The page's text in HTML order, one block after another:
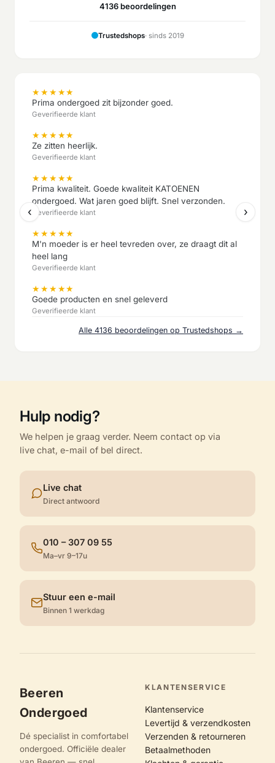
4136 beoordelingen
Trustedshops· sinds 2019
★★★★★
Prima ondergoed zit bijzonder goed.
Geverifieerde klant
★★★★★
Ze zitten heerlijk.
Geverifieerde klant
★★★★★
Prima kwaliteit. Goede kwaliteit KATOENEN
ondergoed. Wat jaren goed blijft. Snel verzonden.
Geverifieerde klant
★★★★★
M'n moeder is er heel tevreden over, ze draagt dit al
heel lang
Geverifieerde klant
★★★★★
Goede producten en snel geleverd
Geverifieerde klant
‹ ›
Alle 4136 beoordelingen op Trustedshops →
Hulp nodig?
We helpen je graag verder. Neem contact op via
live chat, e-mail of bel direct.
Live chat
Direct antwoord
010 – 307 09 55
Ma–vr 9–17u
Stuur een e-mail
Binnen 1 werkdag
Beeren
Ondergoed
Dé specialist in comfortabel
ondergoed. Officiële dealer
KLANTENSERVICE
Klantenservice
Levertijd & verzendkosten
Verzenden & retourneren
Betaalmethoden